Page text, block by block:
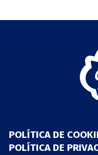
POLÍTICA DE
POLÍTICA DE